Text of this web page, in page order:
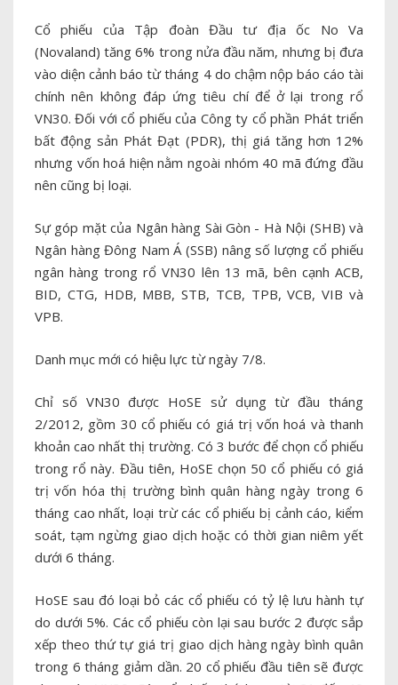
Cổ phiếu của Tập đoàn Đầu tư địa ốc No Va
(Novaland) tăng 6% trong nửa đầu năm, nhưng bị đưa
vào diện cảnh báo từ tháng 4 do chậm nộp báo cáo tài
chính nên không đáp ứng tiêu chí để ở lại trong rổ
VN30. Đối với cổ phiếu của Công ty cổ phần Phát triển
bất động sản Phát Đạt (PDR), thị giá tăng hơn 12%
nhưng vốn hoá hiện nằm ngoài nhóm 40 mã đứng đầu
nên cũng bị loại.
Sự góp mặt của Ngân hàng Sài Gòn - Hà Nội (SHB) và
Ngân hàng Đông Nam Á (SSB) nâng số lượng cổ phiếu
ngân hàng trong rổ VN30 lên 13 mã, bên cạnh ACB,
BID, CTG, HDB, MBB, STB, TCB, TPB, VCB, VIB và
VPB.
Danh mục mới có hiệu lực từ ngày 7/8.
Chỉ số VN30 được HoSE sử dụng từ đầu tháng
2/2012, gồm 30 cổ phiếu có giá trị vốn hoá và thanh
khoản cao nhất thị trường. Có 3 bước để chọn cổ phiếu
trong rổ này. Đầu tiên, HoSE chọn 50 cổ phiếu có giá
trị vốn hóa thị trường bình quân hàng ngày trong 6
tháng cao nhất, loại trừ các cổ phiếu bị cảnh cáo, kiểm
soát, tạm ngừng giao dịch hoặc có thời gian niêm yết
dưới 6 tháng.
HoSE sau đó loại bỏ các cổ phiếu có tỷ lệ lưu hành tự
do dưới 5%. Các cổ phiếu còn lại sau bước 2 được sắp
xếp theo thứ tự giá trị giao dịch hàng ngày bình quân
trong 6 tháng giảm dần. 20 cổ phiếu đầu tiên sẽ được